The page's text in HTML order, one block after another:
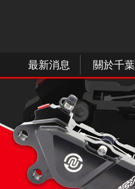
最新消息 關於千葉